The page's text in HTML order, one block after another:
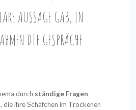
AUSSAGE GAB, IN
DIE GESPRÄCHE
durch ständige Fragen
, die ihre Schäfchen im Trockenen